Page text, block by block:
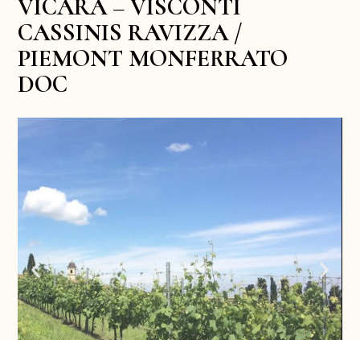
VICARA – VISCONTI
CASSINIS RAVIZZA /
PIEMONT MONFERRATO
DOC